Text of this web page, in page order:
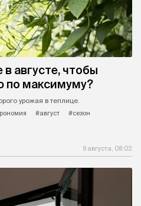
августе, чтобы
по максимуму?
урожая в теплице.
#август
#сезон
9 августа, 08:02